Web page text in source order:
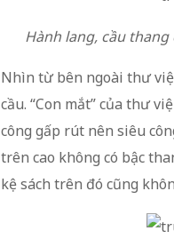
Hành lang, cầu
Nhìn từ bên ngoài thư
cầu. “Con mắt” của thư
công gấp rút nên siêu
trên cao không có bậc
kệ sách trên đó cũng